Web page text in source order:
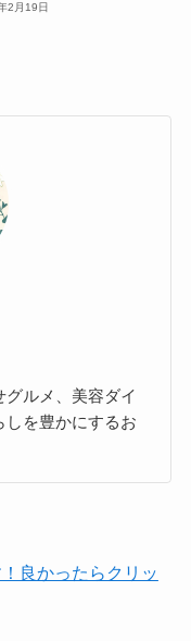
2月19日
ルメ、美容ダイ
しを豊かにするお
良かったらクリッ